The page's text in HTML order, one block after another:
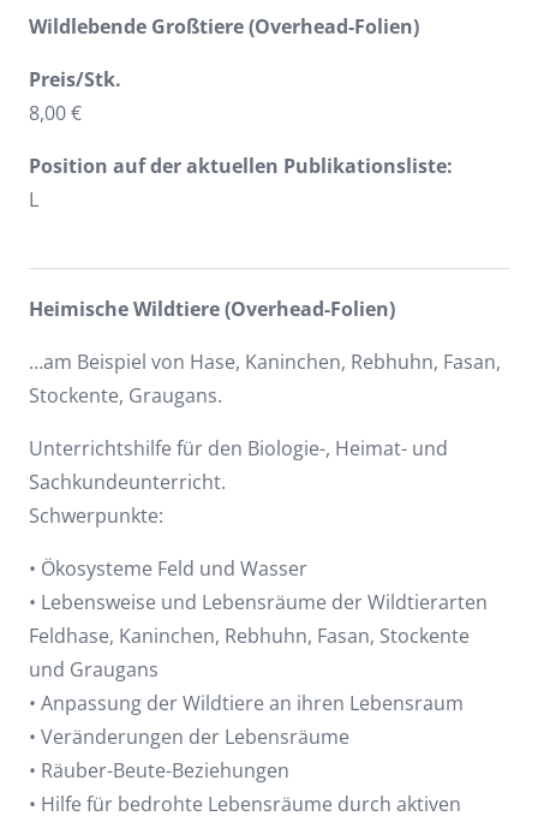
Wildlebende Großtiere (Overhead-Folien)
Preis/Stk.
8,00 €
Position auf der aktuellen Publikationsliste:
L
Heimische Wildtiere (Overhead-Folien)
…am Beispiel von Hase, Kaninchen, Rebhuhn, Fasan,
Stockente, Graugans.
Unterrichtshilfe für den Biologie-, Heimat- und
Sachkundeunterricht.
Schwerpunkte:
• Ökosysteme Feld und Wasser
• Lebensweise und Lebensräume der Wildtierarten
Feldhase, Kaninchen, Rebhuhn, Fasan, Stockente
und Graugans
• Anpassung der Wildtiere an ihren Lebensraum
• Veränderungen der Lebensräume
• Räuber-Beute-Beziehungen
• Hilfe für bedrohte Lebensräume durch aktiven